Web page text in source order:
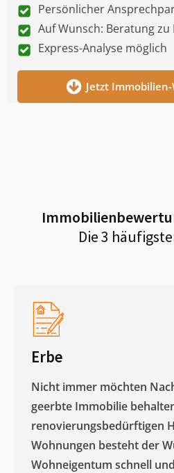
Persönlicher
Auf Wunsch: Beratung
Express-Analyse möglich
Jetzt
Die 3
Erbe
Nicht immer möchten
geerbte Immobilie
renovierungsbedürftigen
Wohnungen besteht der
Wohneigentum schnell